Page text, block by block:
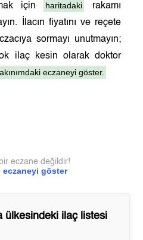
için
haritadaki
rakamı
İlacın fiyatını ve reçete
sormayı unutmayın;
ilaç kesin olarak doktor
eczaneyi göster.
eczaneyi göster
eczane değildir!
ülkesindeki ilaç listesi